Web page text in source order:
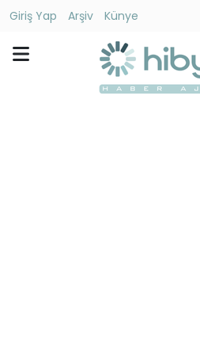
Giriş Yap Arşiv
Künye